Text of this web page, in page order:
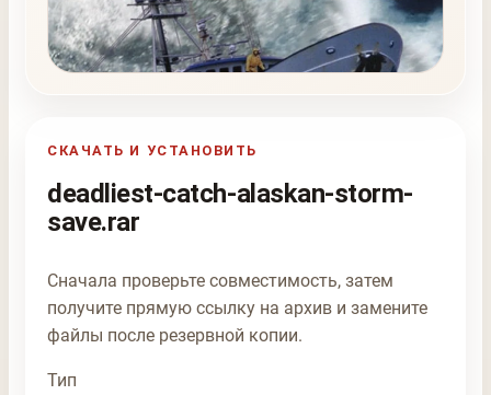
СКАЧАТЬ И УСТАНОВИТЬ
deadliest-catch-alaskan-storm-
save.rar
Сначала проверьте совместимость, затем
получите прямую ссылку на архив и замените
файлы после резервной копии.
Тип